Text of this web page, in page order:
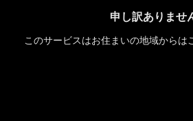
申し訳ありませ
このサービスはお住まいの地域からは